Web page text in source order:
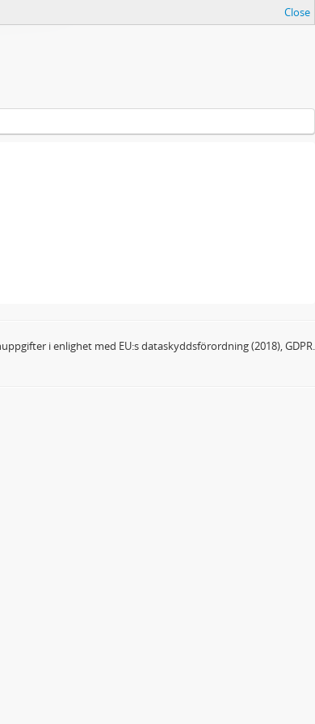
Close
i enlighet med EU:s dataskyddsförordning (2018), GDPR.